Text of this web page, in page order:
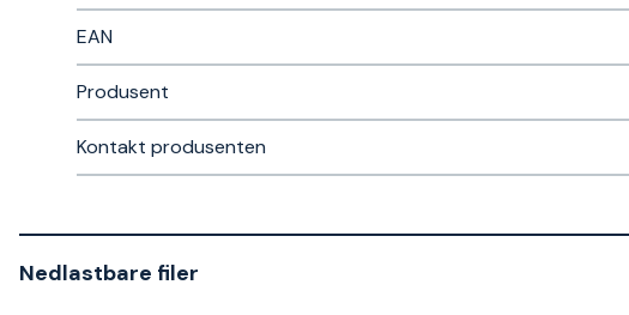
EAN
Produsent
Kontakt produsenten
Nedlastbare filer